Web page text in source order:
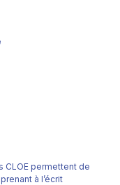
CLOE permettent de
à l’écrit